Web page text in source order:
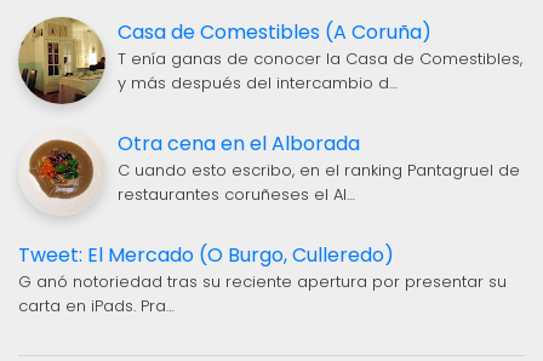
Casa de Comestibles (A Coruña)
T enía ganas de conocer la Casa de Comestibles,
y más después del intercambio d…
Otra cena en el Alborada
C uando esto escribo, en el ranking Pantagruel de
restaurantes coruñeses el Al…
Tweet: El Mercado (O Burgo, Culleredo)
G anó notoriedad tras su reciente apertura por presentar su
carta en iPads. Pra…